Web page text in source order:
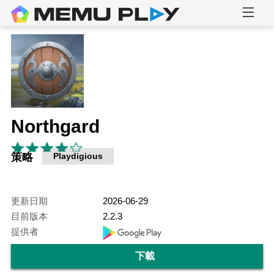
Northgard
策略 Playdigious
更新日期
2026-06-29
目前版本
2.2.3
提供者
下載